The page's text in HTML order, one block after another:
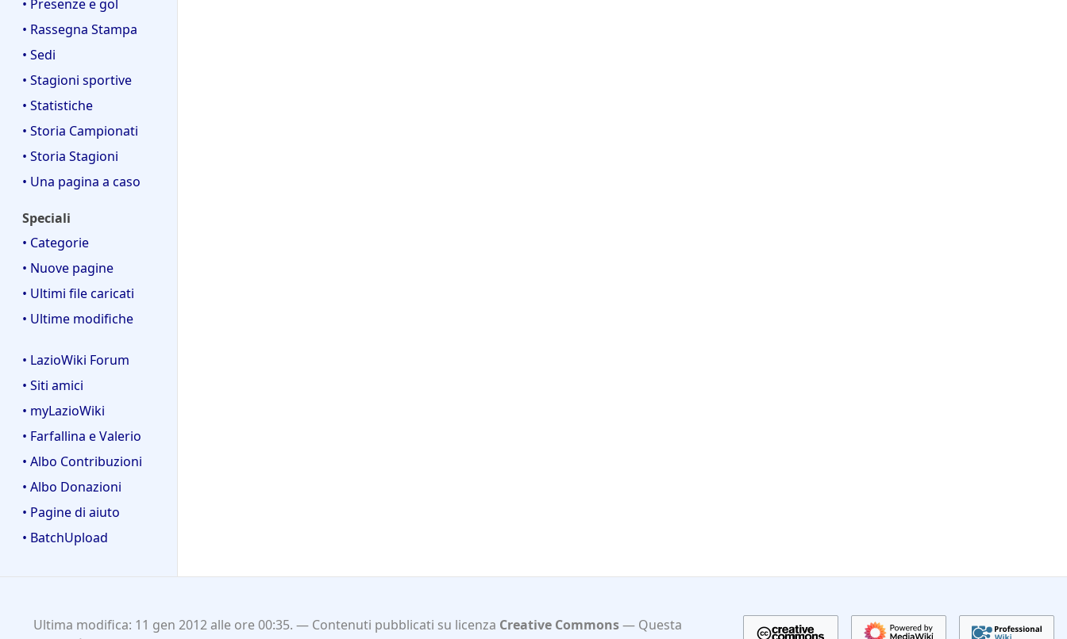
• Presenze e gol
• Rassegna Stampa
• Sedi
• Stagioni sportive
• Statistiche
• Storia Campionati
• Storia Stagioni
• Una pagina a caso
Speciali
• Categorie
• Nuove pagine
• Ultimi file caricati
• Ultime modifiche
• LazioWiki Forum
• Siti amici
• myLazioWiki
• Farfallina e Valerio
• Albo Contribuzioni
• Albo Donazioni
• Pagine di aiuto
• BatchUpload
Ultima modifica: 11 gen 2012 alle ore 00:35. Contenuti pubblicati su licenza Creative Commons
Questa